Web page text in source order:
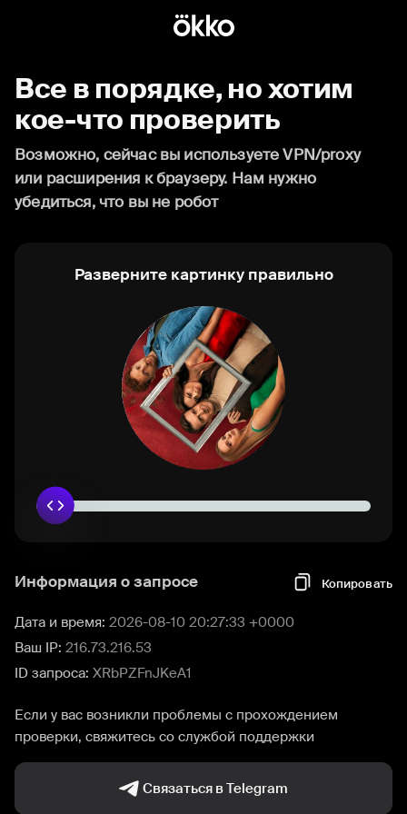
Все в порядке, но хотим
кое-что проверить
Возможно, сейчас вы используете VPN/proxy
или расширения к браузеру. Нам нужно
убедиться, что вы не робот
Разверните картинку правильно
Информация о запросе Копировать
Дата и время: 2026-08-10 20:27:33 +0000
Ваш IP: 216.73.216.53
ID запроса: XRbPZFnJKeA1
Если у вас возникли проблемы с прохождением
проверки, свяжитесь со службой поддержки
Связаться в Telegram